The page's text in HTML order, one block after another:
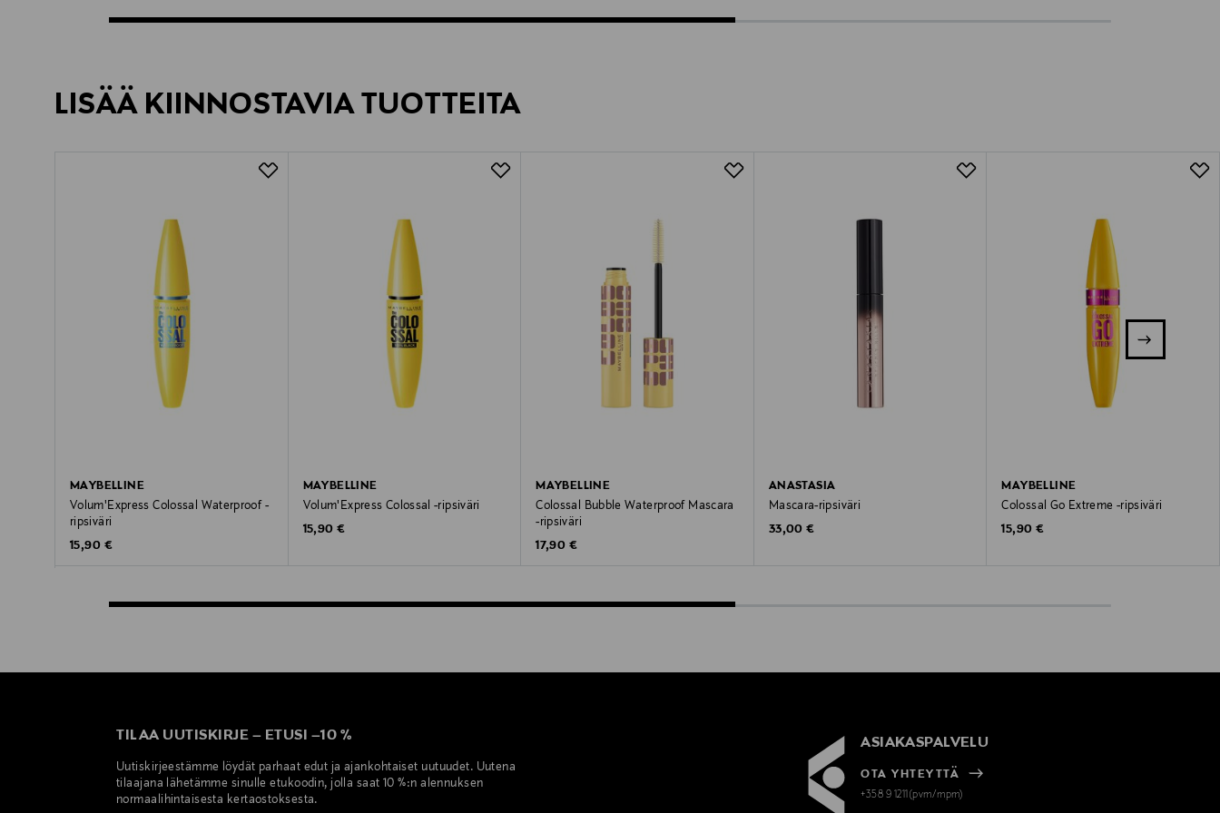
LISÄÄ KIINNOSTAVIA TUOTTEITA
MAYBELLINE
Volum'Express Colossal Waterproof -
ripsiväri
Original Price
15,90 €
MAYBELLINE
Volum'Express Colossal -ripsiväri
Original Price
15,90 €
MAYBELLINE
Colossal Bubble Waterproof Mascara
-ripsiväri
Original Price
17,90 €
ANASTASIA
Mascara-ripsiväri
Original Price
33,00 €
MAYBELLINE
Colossal Go Extreme -ripsiväri
Original Price
15,90 €
TILAA UUTISKIRJE – ETUSI –10 %
Uutiskirjeestämme löydät parhaat edut ja ajankohtaiset uutuudet. Uutena
tilaajana lähetämme sinulle etukoodin, jolla saat 10 %:n alennuksen
normaalihintaisesta kertaostoksesta.
ASIAKASPALVELU
OTA YHTEYTTÄ
+358 9 1211(pvm/mpm)